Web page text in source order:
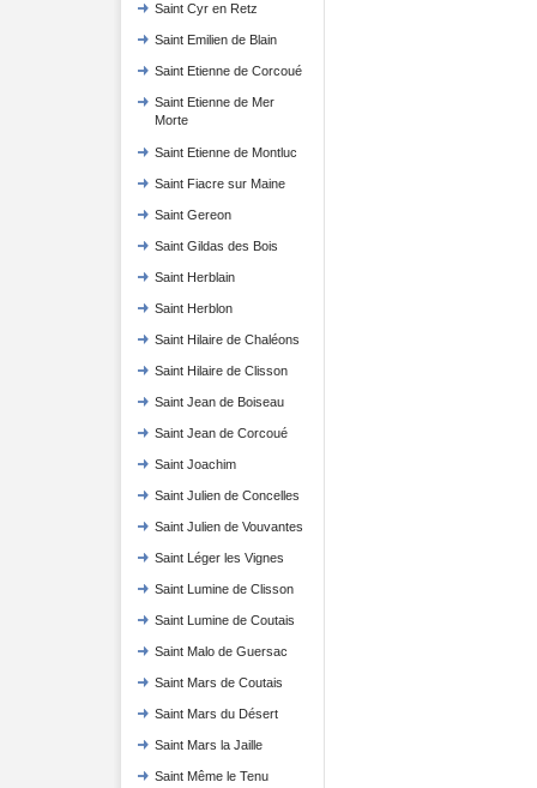
Saint Cyr en Retz
Saint Emilien de Blain
Saint Etienne de Corcoué
Saint Etienne de Mer
Morte
Saint Etienne de Montluc
Saint Fiacre sur Maine
Saint Gereon
Saint Gildas des Bois
Saint Herblain
Saint Herblon
Saint Hilaire de Chaléons
Saint Hilaire de Clisson
Saint Jean de Boiseau
Saint Jean de Corcoué
Saint Joachim
Saint Julien de Concelles
Saint Julien de Vouvantes
Saint Léger les Vignes
Saint Lumine de Clisson
Saint Lumine de Coutais
Saint Malo de Guersac
Saint Mars de Coutais
Saint Mars du Désert
Saint Mars la Jaille
Saint Même le Tenu